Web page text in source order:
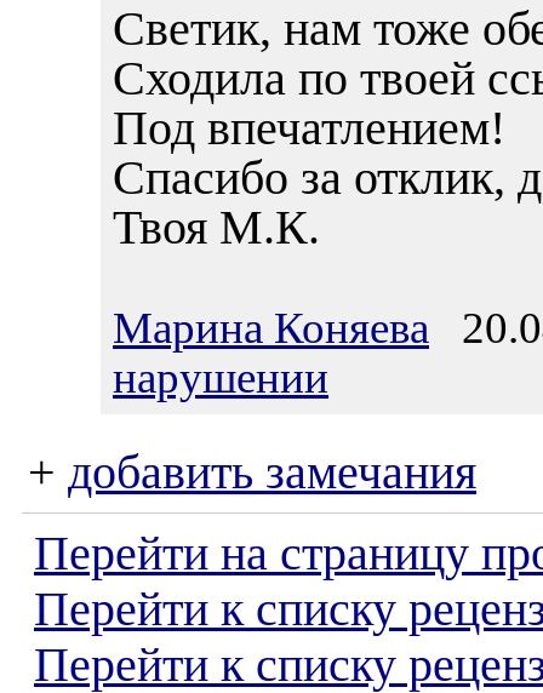
Светик, нам тоже
Сходила по твоей
Под впечатлением!
Спасибо за отклик,
Твоя М.К.
Марина Коняева
нарушении
+ добавить замечания
Перейти на страницу
Перейти к списку
Перейти к списку